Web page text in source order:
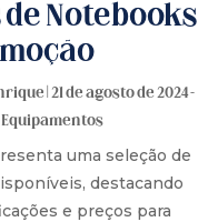
de Notebooks
|21 de agosto de 2024 -
Equipamentos
uma seleção de
destacando
e preços para